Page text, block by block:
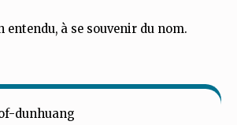
entendu, à se souvenir du nom.